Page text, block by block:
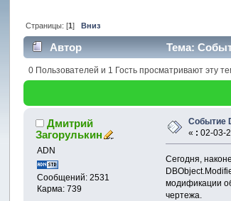
Страницы: [1] Вниз
Автор Тема:
0 Пользователей и 1 Гость просматривают эту
Дмитрий
Загорулькин
ADN
Сообщений: 2531
Карма: 739
Событие
« : 02-03-
Сегодня,
модификации
чертежа.